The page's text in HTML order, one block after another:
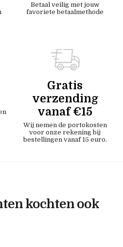
Betaal veilig met jouw
favoriete betaalmethode
Gratis
verzending
vanaf €15
Wij nemen de portokosten
voor onze rekening bij
bestellingen vanaf 15 euro.
kochten ook